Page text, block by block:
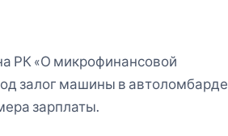
РК «О микрофинансовой
залог машины в автоломбарде
зарплаты.